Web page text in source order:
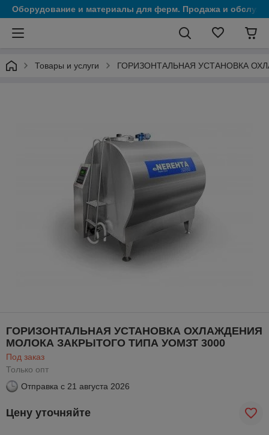
Оборудование и материалы для ферм. Продажа и
Товары и услуги ГОРИЗОНТАЛЬНАЯ УСТАНОВКА
ГОРИЗОНТАЛЬНАЯ УСТАНОВКА ОХЛАЖДЕНИЯ
МОЛОКА ЗАКРЫТОГО ТИПА УОМЗТ 3000
Под заказ
Только опт
Отправка с 21 августа 2026
Цену уточняйте